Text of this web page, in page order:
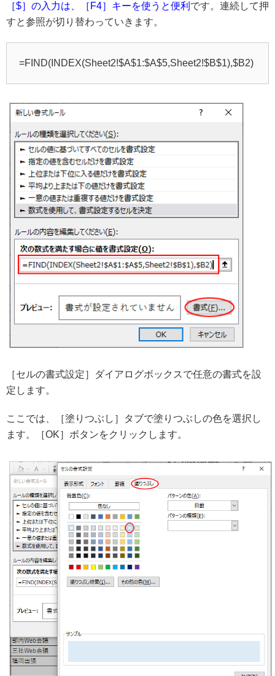
［$］の入力は、［F4］キーを使うと便利 です。連続して押
すと参照が切り替わっていきます。
=FIND(INDEX(Sheet2!$A$1:$A$5,Sheet2!$B$1),$B2)
［セルの書式設定］ダイアログボックスで任意の書式を設
定します。
ここでは、［塗りつぶし］タブで塗りつぶしの色を選択し
ます。［OK］ボタンをクリックします。